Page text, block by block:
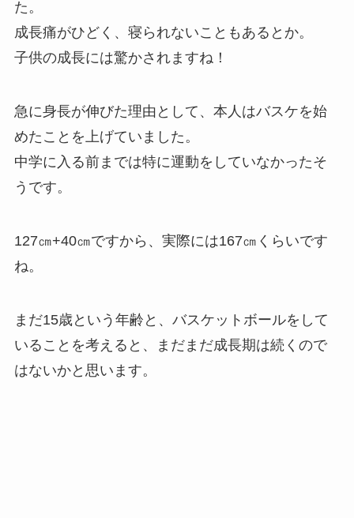
た。
成長痛がひどく、寝られないこともあるとか。
子供の成長には驚かされますね！
急に身長が伸びた理由として、本人はバスケを始
めたことを上げていました。
中学に入る前までは特に運動をしていなかったそ
うです。
127㎝+40㎝ですから、実際には167㎝くらいです
ね。
まだ15歳という年齢と、バスケットボールをして
いることを考えると、まだまだ成長期は続くので
はないかと思います。